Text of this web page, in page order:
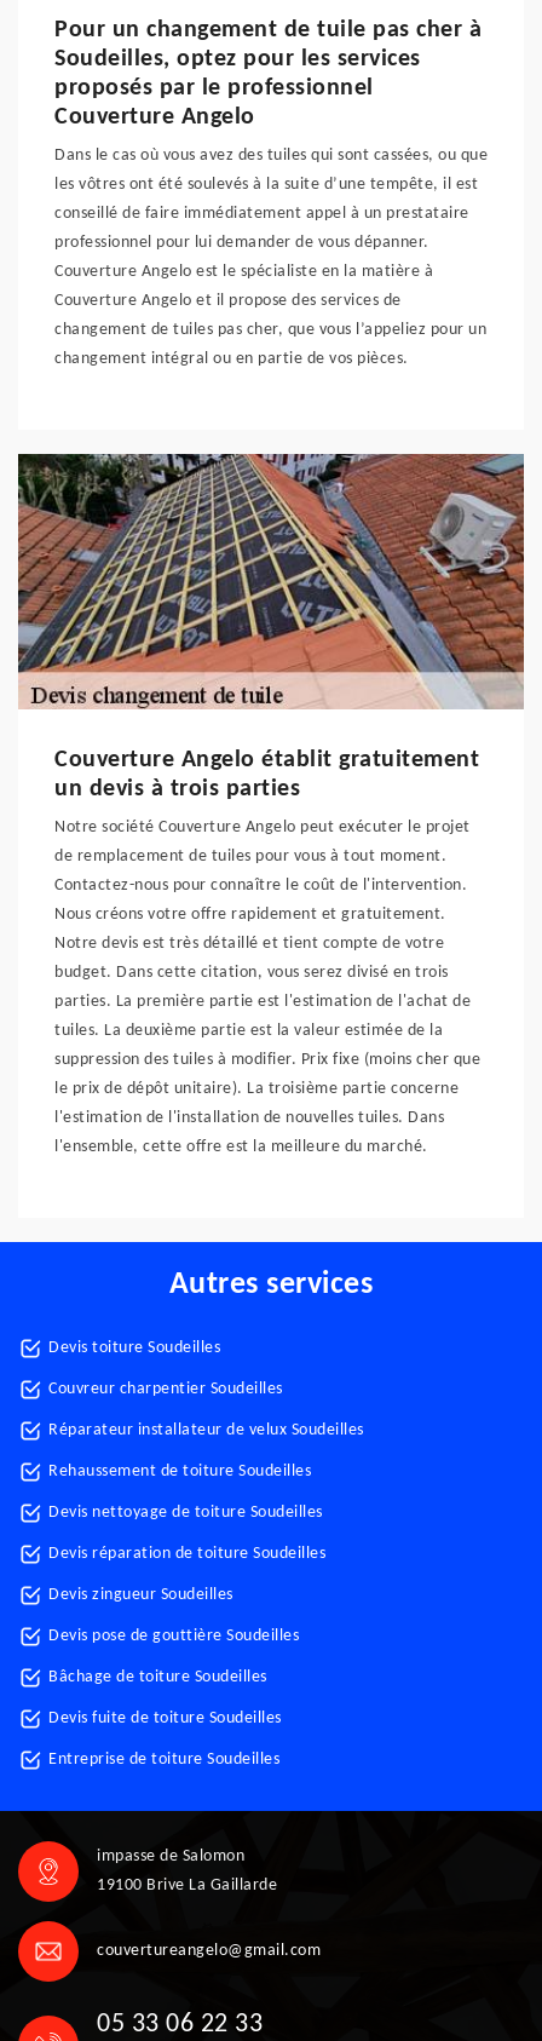
Pour un changement de tuile pas cher à
Soudeilles, optez pour les services
proposés par le professionnel
Couverture Angelo
Dans le cas où vous avez des tuiles qui sont cassées, ou que
les vôtres ont été soulevés à la suite d’une tempête, il est
conseillé de faire immédiatement appel à un prestataire
professionnel pour lui demander de vous dépanner.
Couverture Angelo est le spécialiste en la matière à
Couverture Angelo et il propose des services de
changement de tuiles pas cher, que vous l’appeliez pour un
changement intégral ou en partie de vos pièces.
Couverture Angelo établit gratuitement
un devis à trois parties
Notre société Couverture Angelo peut exécuter le projet
de remplacement de tuiles pour vous à tout moment.
Contactez-nous pour connaître le coût de l'intervention.
Nous créons votre offre rapidement et gratuitement.
Notre devis est très détaillé et tient compte de votre
budget. Dans cette citation, vous serez divisé en trois
parties. La première partie est l'estimation de l'achat de
tuiles. La deuxième partie est la valeur estimée de la
suppression des tuiles à modifier. Prix fixe (moins cher que
le prix de dépôt unitaire). La troisième partie concerne
l'estimation de l'installation de nouvelles tuiles. Dans
l'ensemble, cette offre est la meilleure du marché.
Autres services
Devis toiture Soudeilles
Couvreur charpentier Soudeilles
Réparateur installateur de velux Soudeilles
Rehaussement de toiture Soudeilles
Devis nettoyage de toiture Soudeilles
Devis réparation de toiture Soudeilles
Devis zingueur Soudeilles
Devis pose de gouttière Soudeilles
Bâchage de toiture Soudeilles
Devis fuite de toiture Soudeilles
Entreprise de toiture Soudeilles
impasse de Salomon
19100 Brive La Gaillarde
couvertureangelo@gmail.com
05 33 06 22 33